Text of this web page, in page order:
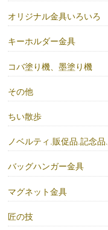
オリジナル金具いろいろ
キーホルダー金具
コバ塗り機、墨塗り機
その他
ちい散歩
ノベルティ.販促品.記念
バッグハンガー金具
マグネット金具
匠の技